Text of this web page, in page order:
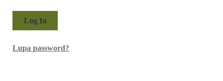
Lupa password?